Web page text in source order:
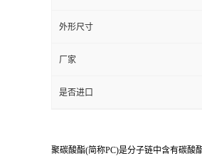
外形尺寸
厂家
是否进口
聚碳酸酯(简称PC)是分子链中含有碳酸